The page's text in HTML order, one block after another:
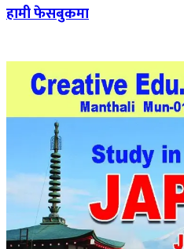
हामी फेसबुकमा